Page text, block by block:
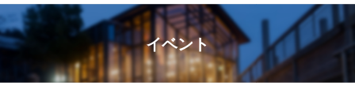
学 ぶ (健康福祉) イベント